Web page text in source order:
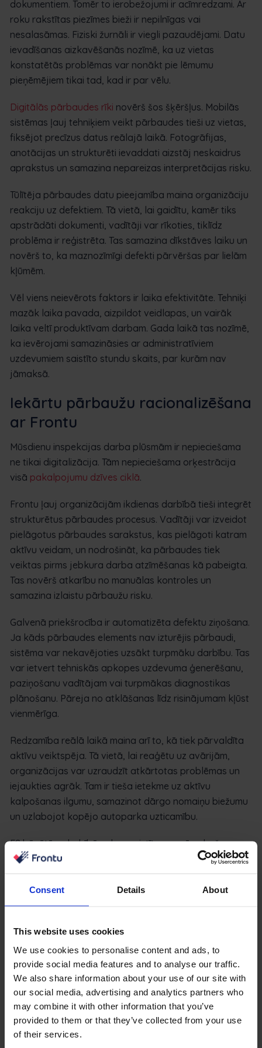
Consent Details About
This website uses cookies
We use cookies to personalise content and ads, to
provide social media features and to analyse our traffic.
We also share information about your use of our site with
our social media, advertising and analytics partners who
may combine it with other information that you’ve
provided to them or that they’ve collected from your use
of their services.
dokumentiem. Tomēr to ierobežojumi ir acīmredzami. Ar
roku rakstītas piezīmes bieži ir nepilnīgas vai
nesalasāmas. Fiziski žurnāli ir viegli pazaudējami. Datu
ievadīšanas aizkavēšanās nozīmē, ka uz vietas
konstatētās problēmas var nonākt pie lēmumu
pieņēmējiem tikai tad, kad ir par vēlu.
Digitālās pārbaudes rīki novērš šos šķēršļus. Mobilās
sistēmas ļauj tehniķiem veikt pārbaudes tieši uz vietas,
fiksējot precīzus datus reālajā laikā. Fotogrāfijas,
anotācijas un strukturēti ievaddati aizstāj neskaidrus
aprakstus un samazina nepareizas interpretācijas risku.
Tūlītēja pārbaudes datu pieejamība maina organizāciju
reakciju uz defektiem. Tā vietā, lai gaidītu, kamēr tiks
apstrādāti dokumenti, vadītāji var rīkoties, tiklīdz
problēma ir reģistrēta. Tas samazina dīkstāves laiku un
novērš to, ka maznozīmīgi defekti pārvēršas par lielām
kļūmēm.
Vēl viens neievērots faktors ir laika efektivitāte. Tehniķi
mazāk laika pavada, aizpildot veidlapas, un vairāk
laika veltī produktīvam darbam. Gada laikā tas nozīmē,
ka ievērojami samazināsies ar administratīviem
uzdevumiem saistīto stundu skaits, par kurām nav
jāmaksā.
Iekārtu pārbaužu racionalizēšana
ar Frontu
Mūsdienu inspekcijas darba plūsmām ir nepieciešama
ne tikai digitalizācija. Tām nepieciešama orķestrācija
visā pakalpojumu dzīves ciklā.
Frontu ļauj organizācijām ikdienas darbībā tieši integrēt
strukturētus pārbaudes procesus. Vadītāji var izveidot
pielāgotus pārbaudes sarakstus, kas pielāgoti katram
aktīvu veidam, un nodrošināt, ka pārbaudes tiek
veiktas pirms jebkura darba atzīmēšanas kā pabeigta.
Tas novērš atkarību no manuālas kontroles un
samazina izlaistu pārbaužu risku.
Galvenā priekšrocība ir automatizēta defektu ziņošana.
Ja kāds pārbaudes elements nav izturējis pārbaudi,
sistēma var nekavējoties uzsākt turpmāku darbību. Tas
var ietvert tehniskās apkopes uzdevuma ģenerēšanu,
paziņošanu vadītājam vai turpmākas diagnostikas
plānošanu. Pāreja no atklāšanas līdz risinājumam kļūst
vienmērīga.
Redzamība reālā laikā maina arī to, kā tiek pārvaldīta
aktīvu veiktspēja. Tā vietā, lai reaģētu uz avārijām,
organizācijas var uzraudzīt atkārtotas problēmas un
iejaukties agrāk. Tam ir tieša ietekme uz aktīvu
kalpošanas ilgumu, samazinot dārgo nomaiņu biežumu
un uzlabojot kopējo autoparka uzticamību.
ES bāzētām darbībām, kas saistītas ar pārrobežu
projektiem un dažādām regulatīvajām prasībām,
un revīzijas gatavību visās vietās.
padarīšana par jūsu
konkurētspējas priekšrocību
Iekārtu pārbaudes nav jāuzskata par regulatoru
uzliktiem pienākumiem. Tās ir operatīvās informācijas
avots, kas, pareizi izmantots, uzlabo drošību,
efektivitāti un rentabilitāti.